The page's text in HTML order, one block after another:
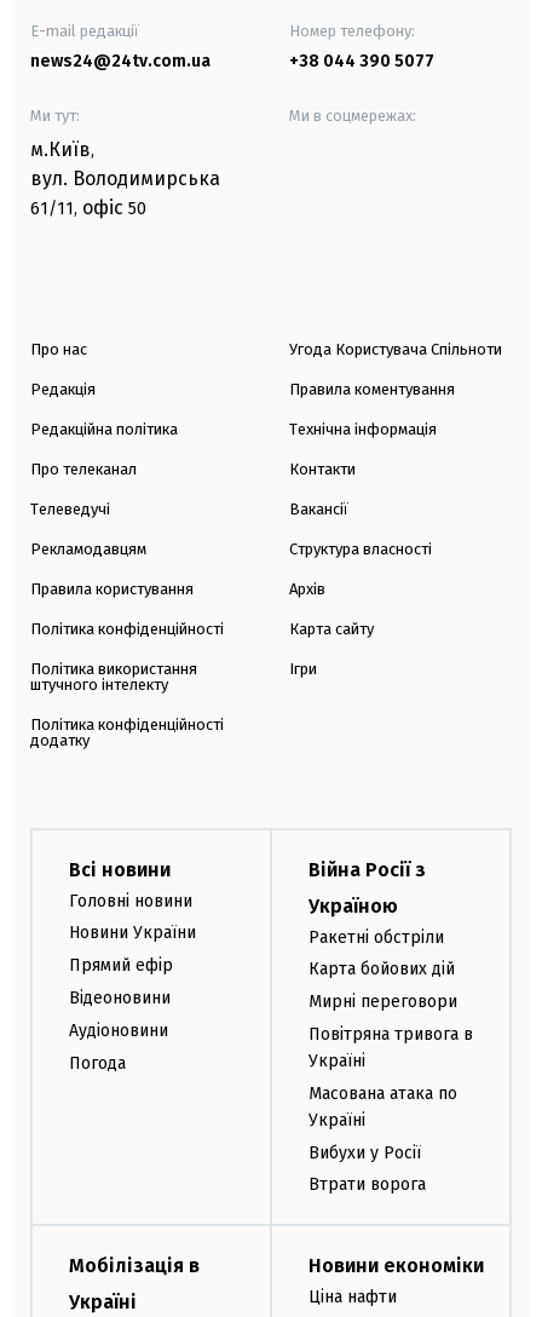
E-mail редакції
news24@24tv.com.ua
Номер телефону:
+38 044 390 5077
Ми тут:
м.Київ,
вул. Володимирська
61/11, офіс 50
Ми в соцмережах:
Про нас
Редакція
Редакційна політика
Про телеканал
Телеведучі
Рекламодавцям
Правила користування
Політика конфіденційності
Політика використання
штучного інтелекту
Політика конфіденційності
додатку
Угода Користувача Спільноти
Правила коментування
Технічна інформація
Контакти
Вакансії
Структура власності
Архів
Карта сайту
Ігри
Всі новини
Головні новини
Новини України
Прямий ефір
Відеоновини
Аудіоновини
Погода
Війна Росії з
Україною
Ракетні обстріли
Карта бойових дій
Мирні переговори
Повітряна тривога в
Україні
Масована атака по
Україні
Вибухи у Росії
Втрати ворога
Мобілізація в
Україні
Новини економіки
Ціна нафти